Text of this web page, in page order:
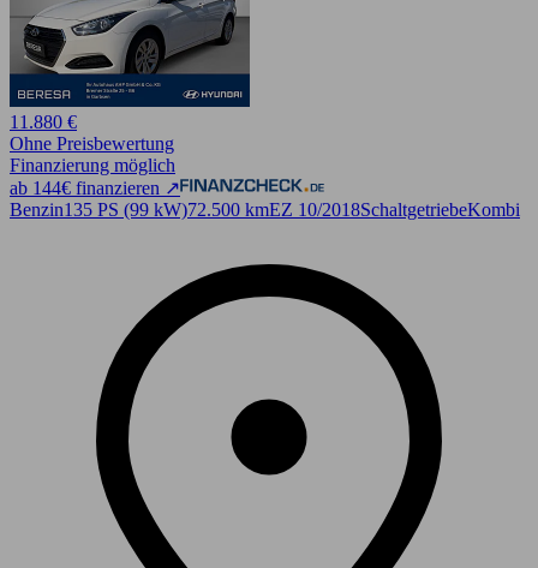
11.880 €
Ohne Preisbewertung
Finanzierung möglich
ab 144€ finanzieren ↗
Benzin135 PS (99 kW)72.500 kmEZ 10/2018SchaltgetriebeKombi